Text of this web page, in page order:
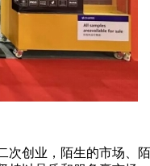
创业，陌生的市场、